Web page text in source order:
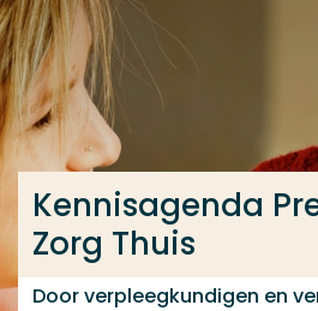
Ga direct naar de content
... > Projectfeiten
Kennisagenda
Zorg Thuis
Door verpleegkundigen en
Veel gezocht
Opleiding
Contact